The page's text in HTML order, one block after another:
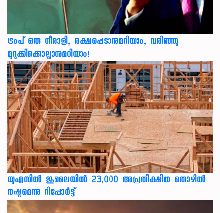
ട്രംപ് ഒരു നീരാളി, രക്ഷപ്പെടാനുമറിയാം, വരിഞ്ഞു
മുറുക്കിക്കൊല്ലാനുമറിയാം!
യുഎസില്‍ ജൂലൈയില്‍ 23,000 അപ്രതീക്ഷിത തൊഴില്‍
നഷ്ടമെന്നു റിപ്പോര്‍ട്ട്